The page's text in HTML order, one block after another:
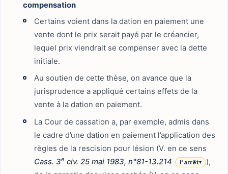
compensation
Certains voient dans la dation en paiement une
vente dont le prix serait payé par le créancier,
lequel prix viendrait se compenser avec la dette
initiale.
Au soutien de cette thèse, on avance que la
jurisprudence a appliqué certains effets de la
vente à la dation en paiement.
La Cour de cassation a, par exemple, admis dans
le cadre d’une dation en paiement l’application des
règles de la rescision pour lésion (V. en ce sens
Cass. 3e civ. 25 mai 1983, n°81-13.214 l'arrêt▾
),